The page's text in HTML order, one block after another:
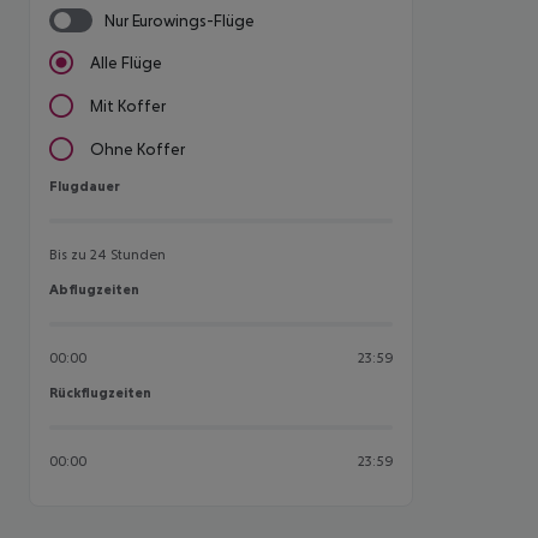
Nur Eurowings-Flüge
Alle Flüge
Mit Koffer
Ohne Koffer
Flugdauer
Flugdauer
Bis zu 24 Stunden
Abflugzeiten
Abflugzeiten
00:00 23:59
Rückflugzeiten
Rückflugzeiten
00:00 23:59